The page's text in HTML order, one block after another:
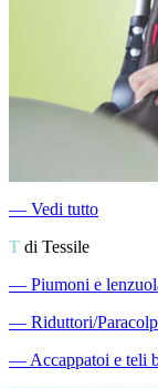
― Vedi tutto
T di Tessile
― Piumoni e
― Riduttori/
―Accappatoi e teli